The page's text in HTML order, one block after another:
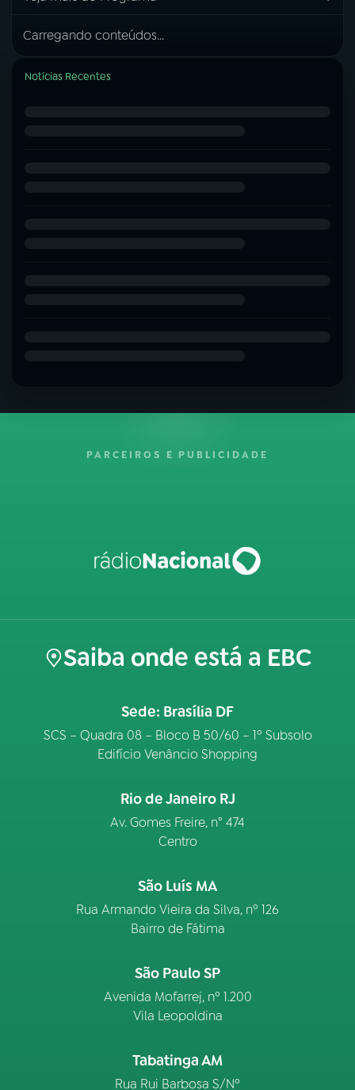
Carregando conteúdos...
Notícias Recentes
PARCEIROS E PUBLICIDADE
Saiba onde está a EBC
Sede: Brasília DF
SCS – Quadra 08 – Bloco B 50/60 – 1º Subsolo
Edifício Venâncio Shopping
Rio de Janeiro RJ
Av. Gomes Freire, n° 474
Centro
São Luís MA
Rua Armando Vieira da Silva, nº 126
Bairro de Fátima
São Paulo SP
Avenida Mofarrej, nº 1.200
Vila Leopoldina
Tabatinga AM
Rua Rui Barbosa S/Nº